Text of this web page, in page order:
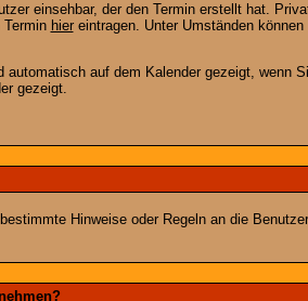
einsehbar, der den Termin erstellt hat.
hiereintragen. Unter Umständen
auf dem Kalender gezeigt, wenn
gezeigt.
Hinweise oder Regeln an die